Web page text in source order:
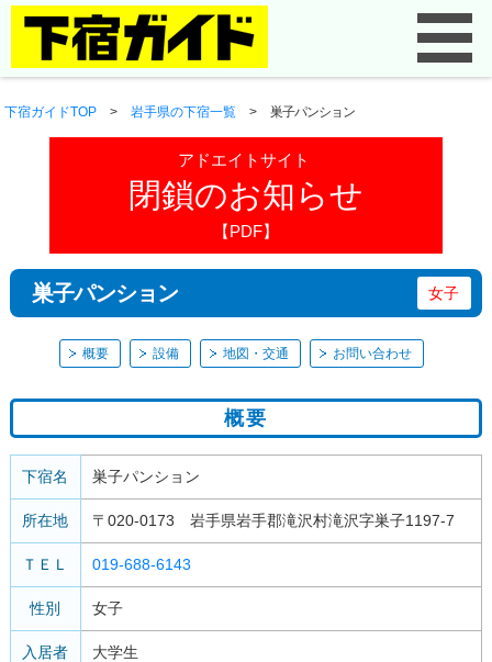
下宿ガイドTOP >岩手県の下宿一覧 >巣子パンション
アドエイトサイト
閉鎖のお知らせ
【PDF】
巣子パンション 女子
概要 設備 地図・交通 お問い合わせ
概要
下宿名 巣子パンション
所在地 〒020-0173 岩手県岩手郡滝沢村滝沢字巣子1197-7
ＴＥＬ 019-688-6143
性別 女子
入居者 大学生